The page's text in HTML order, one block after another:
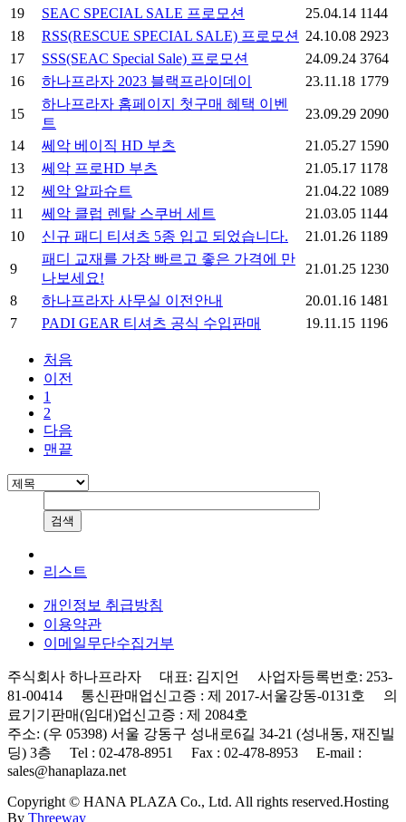
19
SEAC SPECIAL SALE 프로모션 25.04.14 1144
18
RSS(RESCUE SPECIAL SALE) 프로모션 24.10.08 2923
17
SSS(SEAC Special Sale) 프로모션 24.09.24 3764
16
하나프라자 2023 블랙프라이데이 23.11.18 1779
15
하나프라자 홈페이지 첫구매 혜택 이벤
트
23.09.29 2090
14 쎄악 베이직 HD 부츠 21.05.27 1590
13
쎄악 프로HD 부츠 21.05.17 1178
12
쎄악 알파슈트 21.04.22 1089
11
쎄악 클럽 렌탈 스쿠버 세트 21.03.05 1144
10
신규 패디 티셔츠 5종 입고 되었습니다. 21.01.26 1189
9
패디 교재를 가장 빠르고 좋은 가격에 만
나보세요!
21.01.25 1230
8 하나프라자 사무실 이전안내 20.01.16 1481
7
PADI GEAR 티셔츠 공식 수입판매 19.11.15 1196
처음
이전
1
2
다음
맨끝
리스트
개인정보 취급방침
이용약관
이메일무단수집거부
주식회사 하나프라자 대표: 김지언 사업자등록번호: 253-
81-00414 통신판매업신고증 : 제 2017-서울강동-0131호 의
료기기판매(임대)업신고증 : 제 2084호
주소: (우 05398) 서울 강동구 성내로6길 34-21 (성내동, 재진빌
딩) 3층 Tel : 02-478-8951 Fax : 02-478-8953 E-mail :
sales@hanaplaza.net
Copyright © HANA PLAZA Co., Ltd. All rights reserved.Hosting
By Threeway